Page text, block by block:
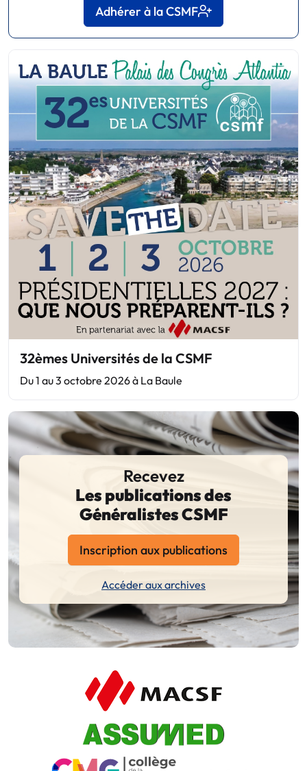
Adhérer à la CSMF
32èmes Universités de la CSMF
Du 1 au 3 octobre 2026 à La Baule
Recevez
Les publications des
Généralistes CSMF
Inscription aux publications
Accéder aux archives